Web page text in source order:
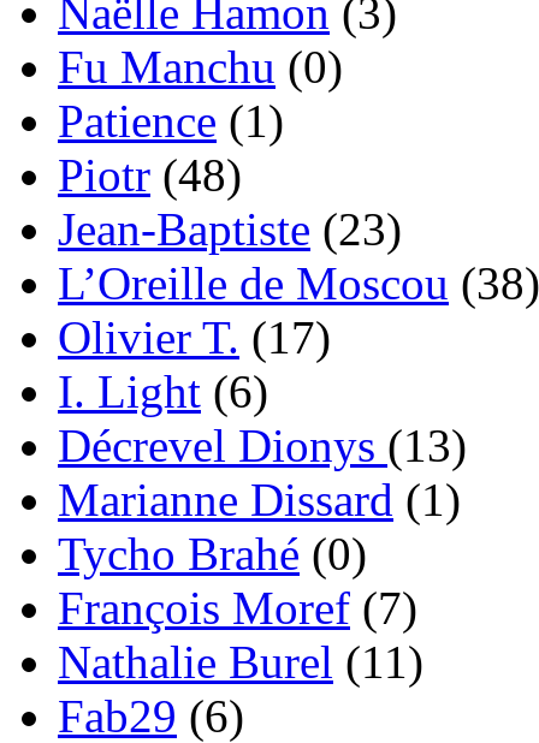
Naëlle Hamon (3)
Fu Manchu (0)
Patience (1)
Piotr (48)
Jean-Baptiste (23)
L’Oreille de Moscou (38)
Olivier T. (17)
I. Light (6)
Décrevel Dionys (13)
Marianne Dissard (1)
Tycho Brahé (0)
François Moref (7)
Nathalie Burel (11)
Fab29 (6)